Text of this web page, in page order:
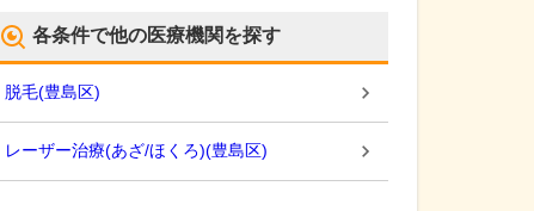
各条件で他の医療機関を探す
脱毛(豊島区)
レーザー治療(あざ/ほくろ)(豊島区)